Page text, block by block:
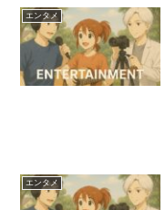
エンタメ
エンタメ